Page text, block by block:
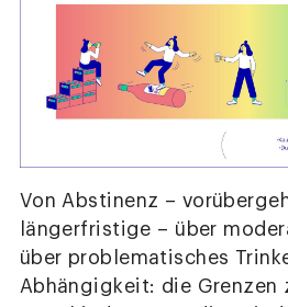
Von Abstinenz –
längerfristige – über
über problematisches
Abhängigkeit: die Grenzen